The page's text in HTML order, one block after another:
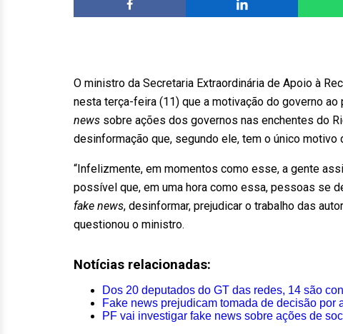
O ministro da Secretaria Extraordinária de Apoio à
nesta terça-feira (11) que a motivação do governo
news sobre ações dos governos nas enchentes do
desinformação que, segundo ele, tem o único
“Infelizmente, em momentos como esse, a gente
possível que, em uma hora como essa, pessoas se
fake news, desinformar, prejudicar o trabalho das
questionou o ministro.
Notícias relacionadas:
Dos 20 deputados do GT das redes, 14 são
Fake news prejudicam tomada de decisão por
PF vai investigar fake news sobre ações de